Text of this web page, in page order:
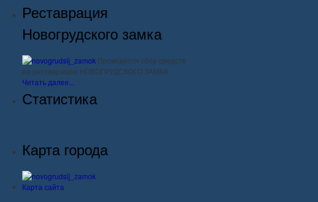
Реставрация
Новогрудского замка
Проводится сбор средств
на реставрацию НОВОГРУДСКОГО ЗАМКА
Читать далее...
Статистика
Карта города
Карта сайта